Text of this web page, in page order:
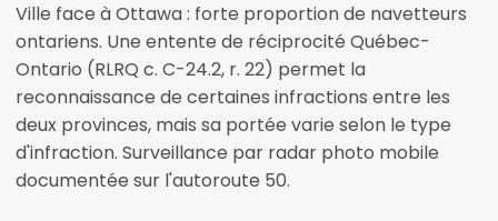
Ville face à Ottawa : forte proportion de navetteurs
ontariens. Une entente de réciprocité Québec-
Ontario (RLRQ c. C-24.2, r. 22) permet la
reconnaissance de certaines infractions entre les
deux provinces, mais sa portée varie selon le type
d'infraction. Surveillance par radar photo mobile
documentée sur l'autoroute 50.